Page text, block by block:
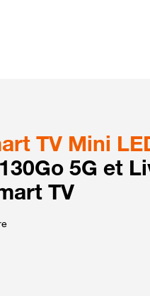
TV Mini
5G et
TV